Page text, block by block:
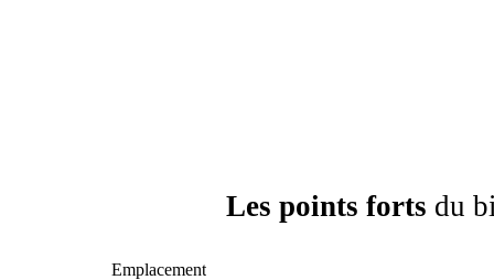
Les points forts du
Emplacement